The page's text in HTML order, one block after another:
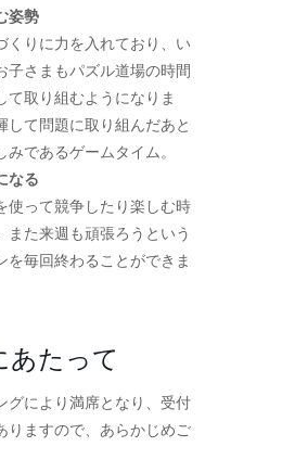
姿勢
くりに力を入れており、い
子さまもパズル道場の時間
て取り組むようになりま
して問題に取り組んだあと
であるゲームタイム。
なる
使って競争したり楽しむ時
また来週も頑張ろうという
を毎回終わることができま
あたって
グにより満席となり、受付
りますので、あらかじめご